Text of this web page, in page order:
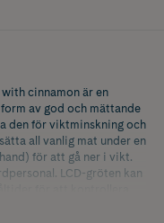
cinnamon är en
av god och mättande
den för viktminskning och
all vanlig mat under en
för att gå ner i vikt.
LCD-gröten kan